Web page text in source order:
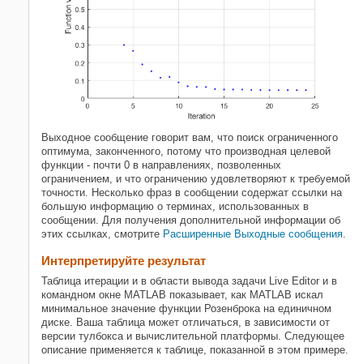
Выходное сообщение говорит вам, что поиск ограниченного
оптимума, законченного, потому что производная целевой
функции - почти 0 в направлениях, позволенных
ограничением, и что ограничению удовлетворяют к требуемой
точности. Несколько фраз в сообщении содержат ссылки на
большую информацию о терминах, использованных в
сообщении. Для получения дополнительной информации об
этих ссылках, смотрите Расширенные Выходные сообщения.
Интерпретируйте результат
Таблица итерации и в области вывода задачи Live Editor и в
командном окне MATLAB показывает, как MATLAB искал
минимальное значение функции Розенброка на единичном
диске. Ваша таблица может отличаться, в зависимости от
версии тулбокса и вычислительной платформы. Следующее
описание применяется к таблице, показанной в этом примере.